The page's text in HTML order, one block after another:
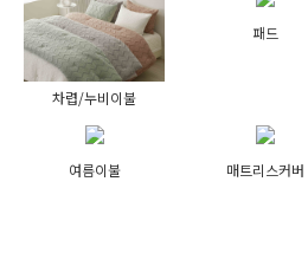
차렵/누비이불
패드
여름이불 매트리스커버